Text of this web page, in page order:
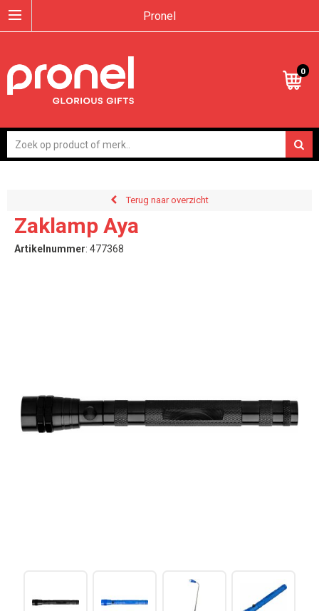
Pronel
0
Terug naar overzicht
Zaklamp Aya
Artikelnummer: 477368